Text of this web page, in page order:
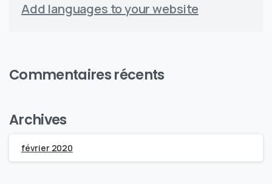
Add languages to your website
Commentaires récents
Archives
février 2020